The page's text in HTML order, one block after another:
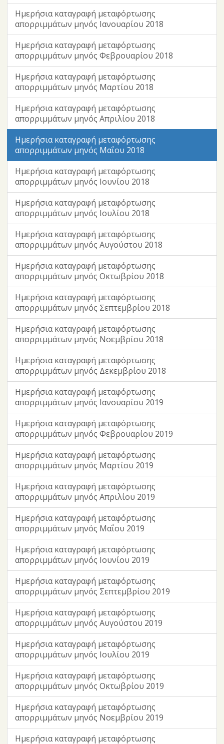
Ημερήσια καταγραφή μεταφόρτωσης
απορριμμάτων μηνός Ιανουαρίου 2018
Ημερήσια καταγραφή μεταφόρτωσης
απορριμμάτων μηνός Φεβρουαρίου 2018
Ημερήσια καταγραφή μεταφόρτωσης
απορριμμάτων μηνός Μαρτίου 2018
Ημερήσια καταγραφή μεταφόρτωσης
απορριμμάτων μηνός Απριλίου 2018
Ημερήσια καταγραφή μεταφόρτωσης
απορριμμάτων μηνός Μαΐου 2018
Ημερήσια καταγραφή μεταφόρτωσης
απορριμμάτων μηνός Ιουνίου 2018
Ημερήσια καταγραφή μεταφόρτωσης
απορριμμάτων μηνός Ιουλίου 2018
Ημερήσια καταγραφή μεταφόρτωσης
απορριμμάτων μηνός Αυγούστου 2018
Ημερήσια καταγραφή μεταφόρτωσης
απορριμμάτων μηνός Οκτωβρίου 2018
Ημερήσια καταγραφή μεταφόρτωσης
απορριμμάτων μηνός Σεπτεμβρίου 2018
Ημερήσια καταγραφή μεταφόρτωσης
απορριμμάτων μηνός Νοεμβρίου 2018
Ημερήσια καταγραφή μεταφόρτωσης
απορριμμάτων μηνός Δεκεμβρίου 2018
Ημερήσια καταγραφή μεταφόρτωσης
απορριμμάτων μηνός Ιανουαρίου 2019
Ημερήσια καταγραφή μεταφόρτωσης
απορριμμάτων μηνός Φεβρουαρίου 2019
Ημερήσια καταγραφή μεταφόρτωσης
απορριμμάτων μηνός Μαρτίου 2019
Ημερήσια καταγραφή μεταφόρτωσης
απορριμμάτων μηνός Απριλίου 2019
Ημερήσια καταγραφή μεταφόρτωσης
απορριμμάτων μηνός Μαΐου 2019
Ημερήσια καταγραφή μεταφόρτωσης
απορριμμάτων μηνός Ιουνίου 2019
Ημερήσια καταγραφή μεταφόρτωσης
απορριμμάτων μηνός Σεπτεμβρίου 2019
Ημερήσια καταγραφή μεταφόρτωσης
απορριμμάτων μηνός Αυγούστου 2019
Ημερήσια καταγραφή μεταφόρτωσης
απορριμμάτων μηνός Ιουλίου 2019
Ημερήσια καταγραφή μεταφόρτωσης
απορριμμάτων μηνός Οκτωβρίου 2019
Ημερήσια καταγραφή μεταφόρτωσης
απορριμμάτων μηνός Νοεμβρίου 2019
Ημερήσια καταγραφή μεταφόρτωσης